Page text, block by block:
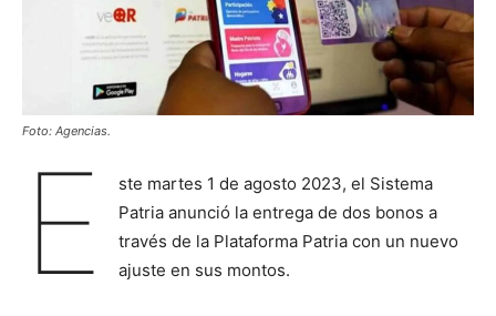
Foto: Agencias.
E
ste martes 1 de agosto 2023, el Sistema
Patria anunció la entrega de dos bonos a
través de la Plataforma Patria con un nuevo
ajuste en sus montos.